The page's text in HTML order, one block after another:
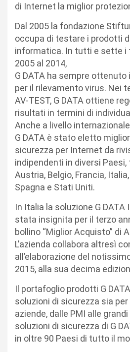
di Internet la miglior
Dal 2005 la fondazione
occupa di testare i prodotti
informatica. In tutti e sette i
2005 al 2014,
G DATA ha sempre
per il rilevamento virus. Nei
AV-TEST, G DATA ottiene
risultati in termini di
Anche a livello
G DATA è stato eletto
sicurezza per Internet da
indipendenti in diversi
Austria, Belgio, Francia,
Spagna e Stati Uniti.
In Italia la soluzione G
stata insignita per il terzo
bollino “Miglior Acquisto” di
L’azienda collabora altresì
all’elaborazione del
2015, alla sua decima
Il portafoglio prodotti G
soluzioni di sicurezza sia
aziende, dalle PMI alle
soluzioni di sicurezza di G
in oltre 90 Paesi di tutto il